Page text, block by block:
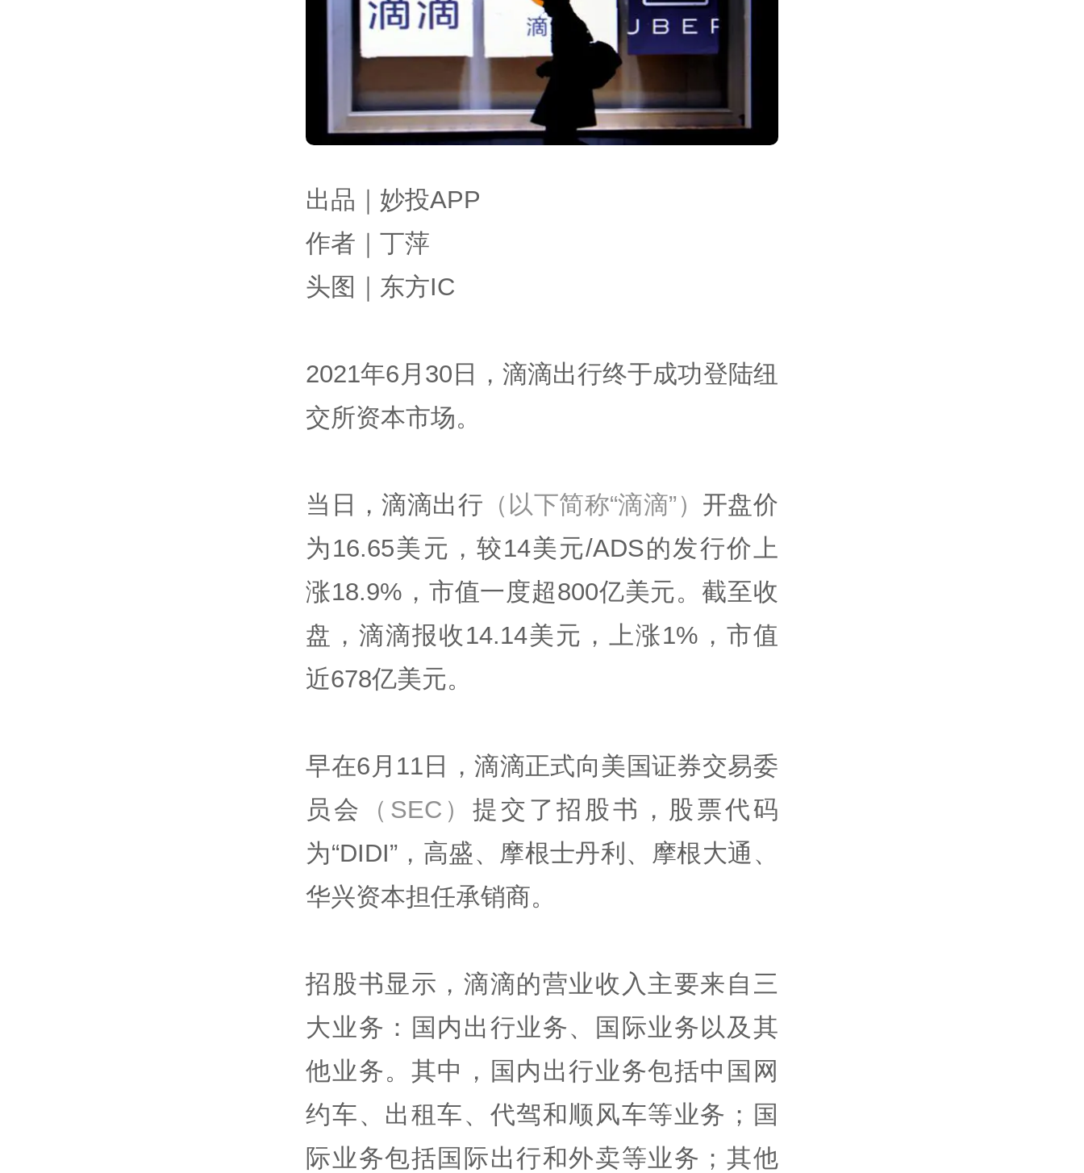
出品｜妙投APP
作者｜丁萍
头图｜东方IC
2021年6月30日，滴滴出行终于成功登陆纽
交所资本市场。
当日，滴滴出行 （以下简称“滴滴”） 开盘价
为16.65美元，较14美元/ADS的发行价上
涨18.9%，市值一度超800亿美元。截至收
盘，滴滴报收14.14美元，上涨1%，市值
近678亿美元。
早在6月11日，滴滴正式向美国证券交易委
员会
（SEC）提交了招股书，股票代码
为“DIDI”，高盛、摩根士丹利、摩根大通、
华兴资本担任承销商。
招股书显示，滴滴的营业收入主要来自三
大业务：国内出行业务、国际业务以及其
他业务。其中，国内出行业务包括中国网
约车、出租车、代驾和顺风车等业务；国
际业务包括国际出行和外卖等业务；其他